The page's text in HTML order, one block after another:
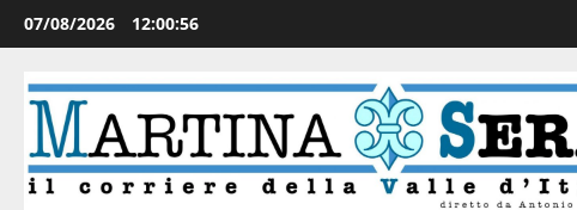
07/08/2026 12:00:57